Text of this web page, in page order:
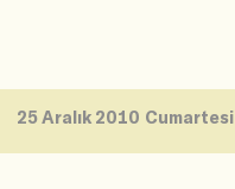
25 Aralık 2010 Cumartesi